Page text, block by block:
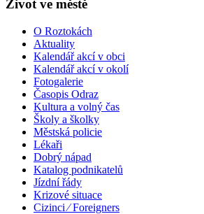
Život ve městě
O Roztokách
Aktuality
Kalendář akcí v obci
Kalendář akcí v okolí
Fotogalerie
Časopis Odraz
Kultura a volný čas
Školy a školky
Městská policie
Lékaři
Dobrý nápad
Katalog podnikatelů
Jízdní řády
Krizové situace
Cizinci ⁄ Foreigners